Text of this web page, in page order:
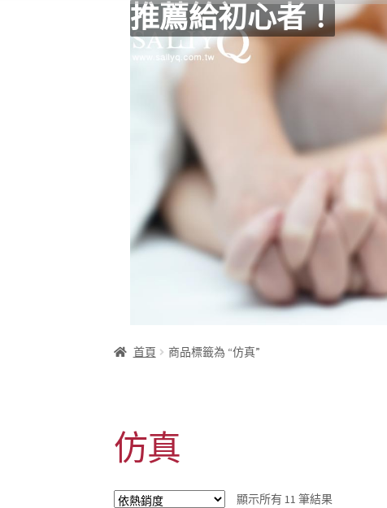
推薦給初心者！
用藥三分毒！
絕對拘束、絕對快
野外調教專區請點
零卡分期小額支付!
高潮小哥哥！
免下車也可以購物！
時尚真皮Ｋ金手腳
K金綺娜情趣時尚組
嘗試輕柔的SM，你
Bess2 買1送4毫無
免洗潤滑 快適生活
小兔乳夾 遠端遙控
雙悅彎 建立你的多
蜜穴攪拌棒 瞄準性
男人，也該犒賞自
門市消費送時尚收
出貨調整公告
人氣男優情慾寫真
SallyQ老師客製化
首頁 商品標籤為 “仿真”
仿真
顯示所有 11 筆結果